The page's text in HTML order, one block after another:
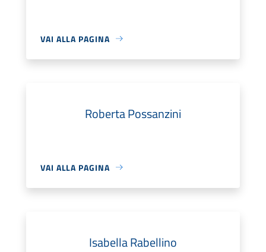
VAI ALLA PAGINA
Roberta Possanzini
VAI ALLA PAGINA
Isabella Rabellino